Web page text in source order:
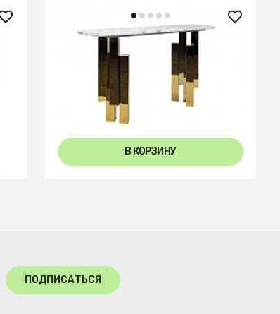
87 990 ₽
Консоль Round Gold
0.79x1.5x0.45м
В КОРЗИНУ
ПОДПИСАТЬСЯ